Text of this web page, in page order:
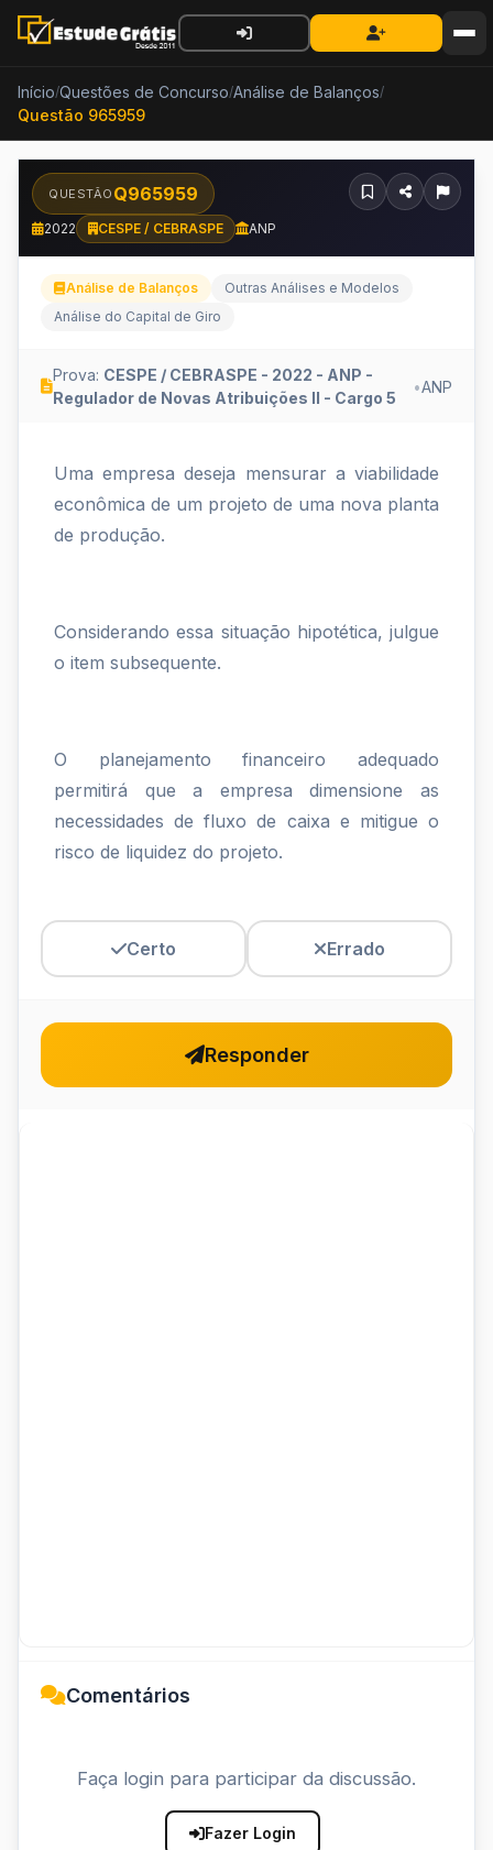
Início/Questões de Concurso/Análise de Balanços/
Questão 965959
QUESTÃO Q965959
2022 CESPE / CEBRASPE ANP
Análise de Balanços
Outras Análises e Modelos
Análise do Capital de Giro
Prova: CESPE / CEBRASPE - 2022 - ANP -
Regulador de Novas Atribuições II - Cargo 5
•ANP
Uma
empresa
deseja
viabilidade
de
um
Uma empresa deseja mensurar a viabilidade
econômica de um projeto de uma nova planta
de produção.
Considerando essa situação hipotética, julgue
o item subsequente.
O planejamento financeiro adequado
permitirá que a empresa dimensione as
necessidades de fluxo de caixa e mitigue o
risco de liquidez do projeto.
Certo Errado
Responder
Comentários
Faça login para participar da discussão.
Fazer Login